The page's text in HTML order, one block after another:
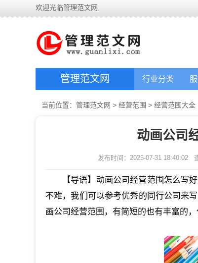
欢迎光临管理范文网
管理范文网 行业分类
当前位置： 管理范文网 > 经营范围 > 经营范围大全
动画公司
发布时间：2025-07-31 18:40:02
【导语】动画公司经营范围怎么写
不难，我们可以参考优秀的同行公司来
画公司经营范围，有简短的也有丰富的，